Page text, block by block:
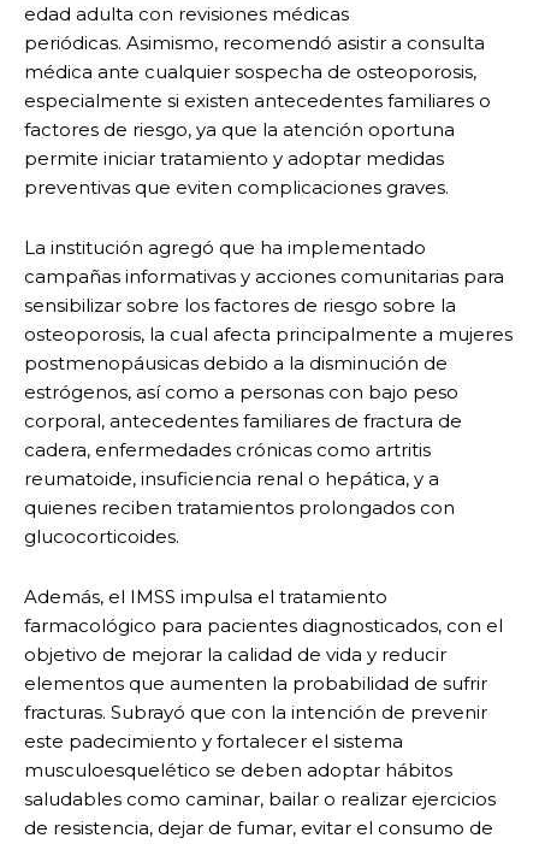
edad adulta con revisiones médicas
periódicas. Asimismo, recomendó asistir a consulta
médica ante cualquier sospecha de osteoporosis,
especialmente si existen antecedentes familiares o
factores de riesgo, ya que la atención oportuna
permite iniciar tratamiento y adoptar medidas
preventivas que eviten complicaciones graves.
La institución agregó que ha implementado
campañas informativas y acciones comunitarias para
sensibilizar sobre los factores de riesgo sobre la
osteoporosis, la cual afecta principalmente a mujeres
postmenopáusicas debido a la disminución de
estrógenos, así como a personas con bajo peso
corporal, antecedentes familiares de fractura de
cadera, enfermedades crónicas como artritis
reumatoide, insuficiencia renal o hepática, y a
quienes reciben tratamientos prolongados con
glucocorticoides.
Además, el IMSS impulsa el tratamiento
farmacológico para pacientes diagnosticados, con el
objetivo de mejorar la calidad de vida y reducir
elementos que aumenten la probabilidad de sufrir
fracturas. Subrayó que con la intención de prevenir
este padecimiento y fortalecer el sistema
musculoesquelético se deben adoptar hábitos
saludables como caminar, bailar o realizar ejercicios
de resistencia, dejar de fumar, evitar el consumo de